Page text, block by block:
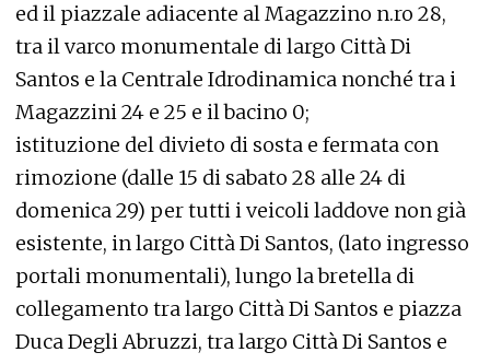
ed il piazzale adiacente al Magazzino n.ro 28,
tra il varco monumentale di largo Città Di
Santos e la Centrale Idrodinamica nonché tra i
Magazzini 24 e 25 e il bacino 0;
istituzione del divieto di sosta e fermata con
rimozione (dalle 15 di sabato 28 alle 24 di
domenica 29) per tutti i veicoli laddove non già
esistente, in largo Città Di Santos, (lato ingresso
portali monumentali), lungo la bretella di
collegamento tra largo Città Di Santos e piazza
Duca Degli Abruzzi, tra largo Città Di Santos e